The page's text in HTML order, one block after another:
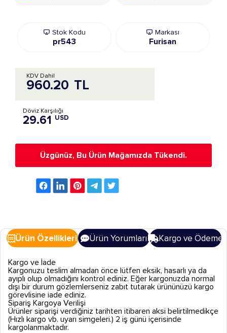
Stok Kodu
pr543
Markası
Furisan
960.20 TL
KDV Dahil
Döviz Karşılığı
29.61 USD
Üzgünüz, Bu Ürün Mağamızda Tükendi.
Ürün Özellikleri Ürün Yorumları Kargo ve Ödeme
Kargo ve İade
Kargonuzu teslim almadan önce lütfen eksik, hasarlı ya da
ayıplı olup olmadığını kontrol ediniz. Eğer kargonuzda normal
dışı bir durum gözlemlerseniz zabıt tutarak ürününüzü kargo
görevlisine iade ediniz.
Sipariş Kargoya Verilişi
Ürünler siparişi verdiğiniz tarihten itibaren aksi belirtilmedikçe
(Hızlı kargo vb. uyarı simgeleri.) 2 iş günü içerisinde
kargolanmaktadır.